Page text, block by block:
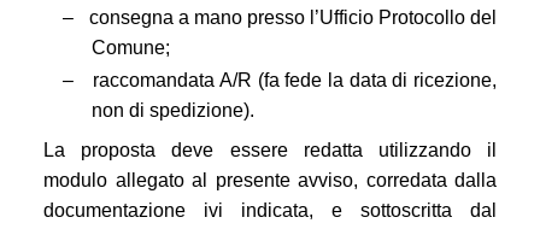
–
consegna a mano presso l’Ufficio Protocollo del
Comune;
–
raccomandata A/R (fa fede la data di ricezione,
non di spedizione).
La proposta deve essere redatta utilizzando il
modulo allegato al presente avviso, corredata dalla
documentazione ivi indicata, e sottoscritta dal